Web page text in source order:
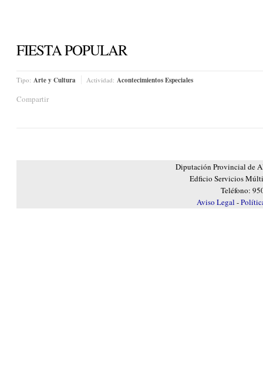
FIESTA POPULAR
Tipo: Arte y Cultura Actividad: Acontecimientos Especiales
Compartir
Diputación Provincial de
Edficio Servicios
Teléfono:
Aviso Legal -